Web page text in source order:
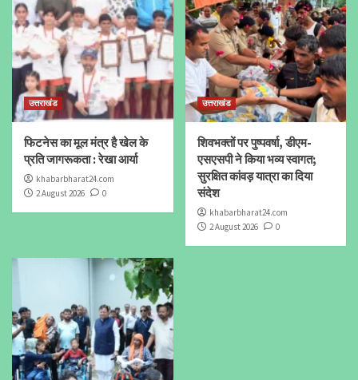
उत्तराखंड
फिटनेस का मूल मंत्र है खेल के
प्रति जागरूकता : रेखा आर्या
khabarbharat24.com
2 August 2026
0
उत्तराखंड
शिवभक्तों पर पुष्पवर्षा, डीएम-
एसएसपी ने किया भव्य स्वागत;
सुरक्षित कांवड़ यात्रा का दिया
संदेश
khabarbharat24.com
2 August 2026
0